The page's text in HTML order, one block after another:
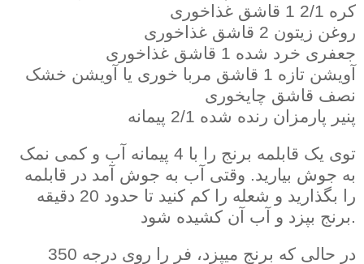
کره 2/1 1 قاشق غذاخوری
روغن زیتون 2 قاشق غذاخوری
جعفری خرد شده 1 قاشق غذاخوری
آویشن تازه 1 قاشق مربا خوری یا آویشن خشک
نصف قاشق چایخوری
پنیر پارمزان رنده شده 2/1 پیمانه
توی یک قابلمه برنج را با 4 پیمانه آب و کمی نمک
به جوش بیارید. وقتی آب به جوش آمد در قابلمه
را بگذارید و شعله را کم کنید تا حدود 20 دقیقه
برنج بپزد و آب آن کشیده شود.
در حالی که برنج میپزد، فر را روی درجه 350